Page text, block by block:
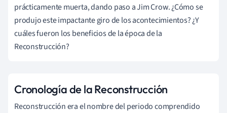
prácticamente muerta, dando paso a Jim Crow. ¿Cómo se
produjo este impactante giro de los acontecimientos? ¿Y
cuáles fueron los beneficios de la época de la
Reconstrucción?
Cronología de la Reconstrucción
Reconstrucción era el nombre del periodo comprendido